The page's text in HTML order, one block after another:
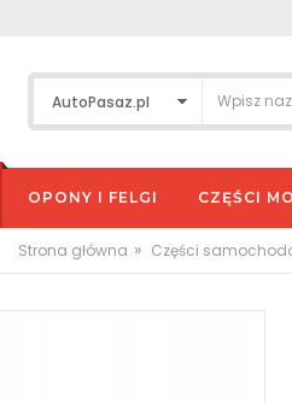
OPONY I FELGI CZĘŚCI
Strona główna » Części